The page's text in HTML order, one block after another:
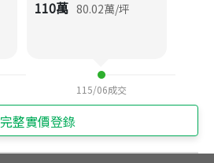
110萬 80.02萬/坪
115/06成交
完整實價登錄